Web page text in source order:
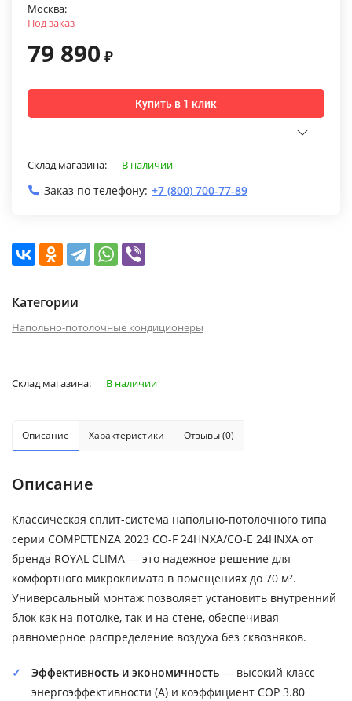
Москва:
Под заказ
79 890 ₽
Купить в 1 клик
Склад магазина: В наличии
Заказ по телефону: +7 (800) 700-77-89
Категории
Напольно-потолочные кондиционеры
Склад магазина: В наличии
Описание Характеристики Отзывы (0)
Описание
Классическая сплит-система напольно-потолочного типа
серии COMPETENZA 2023 CO-F 24HNXA/CO-E 24HNXA от
бренда ROYAL CLIMA — это надежное решение для
комфортного микроклимата в помещениях до 70 м².
Универсальный монтаж позволяет установить внутренний
блок как на потолке, так и на стене, обеспечивая
равномерное распределение воздуха без сквозняков.
Эффективность и экономичность — высокий класс
энергоэффективности (A) и коэффициент COP 3.80